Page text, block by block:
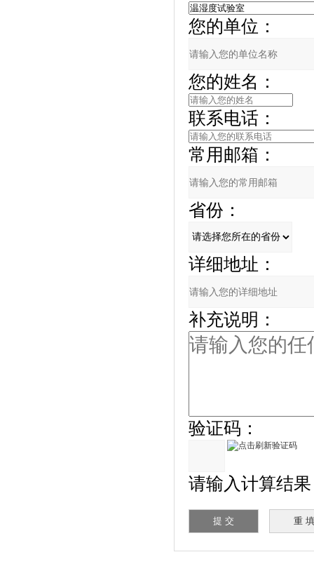
您的单位：
您的姓名：
联系电话：
常用邮箱：
省份：
详细地址：
补充说明：
验证码：
请输入计算结果（